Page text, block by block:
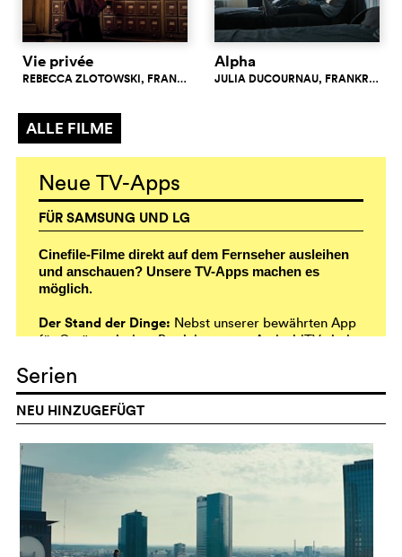
Vie privée
REBECCA ZLOTOWSKI, FRANKREICH c 5.9
Alpha
JULIA DUCOURNAU, FRANKREICH
ALLE FILME
Neue TV-Apps
FÜR SAMSUNG UND LG
Cinefile-Filme direkt auf dem Fernseher ausleihen
und anschauen? Unsere TV-Apps machen es
möglich.
Der Stand der Dinge: Nebst unserer bewährten App
für Geräte mit dem Betriebssystem AndroidTV sind
Betriebssysteme verfügbar:
Samsung:Alle Geräte ab Baujahr 2021/22 bzw.
Betriebssystem Tizen 6.5. Die Angaben zum
Betriebssystem Ihres Geräts finden Sie mit Klick auf
das Symbol für die Einstellungen Ihres Geräts. Wir
warten auf die Freischaltung weiterer Geräte-Gen bis
Baujahr 2017 bzw. Tizen 3.0 durch Samsung.
LG: Alle Geräte ab Baujahr 2020 bzw. den LG-
Betriebssystemen webOS 5.0 oder webOS22ff. Die
Serien
NEU HINZUGEFÜGT